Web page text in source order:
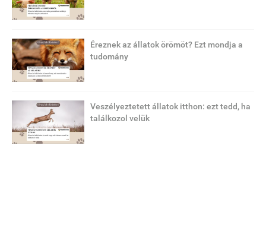
Éreznek az állatok örömöt? Ezt mondja a
tudomány
Veszélyeztetett állatok itthon: ezt tedd, ha
találkozol velük